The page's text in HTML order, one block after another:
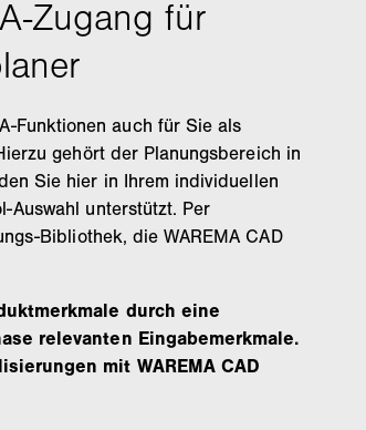
Funktionen auch für Sie als
gehört der Planungsbereich in
Sie hier in Ihrem individuellen
Auswahl unterstützt. Per
Bibliothek, die WAREMA CAD
durch eine
relevanten Eingabemerkmale.
mit WAREMA CAD